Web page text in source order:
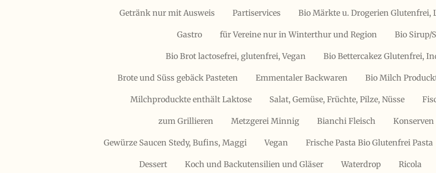
Getränk nur mit Ausweis Partiservices Bio Märkte u. Drogerien Glutenfrei,
Gastro für Vereine nur in Winterthur und Region Bio Sirup/
Bio Brot lactosefrei, glutenfrei, Vegan Bio Bettercakez Glutenfrei,
Brote und Süss gebäck Pasteten Emmentaler Backwaren Bio Milch
Milchproduckte enthält Laktose Salat, Gemüse, Früchte, Pilze, Nüsse
zum Grillieren Metzgerei Minnig Bianchi Fleisch Konserven
Gewürze Saucen Stedy, Bufins, Maggi Vegan Frische Pasta Bio Glutenfrei Pasta
Dessert Koch und Backutensilien und Gläser Waterdrop Ricola